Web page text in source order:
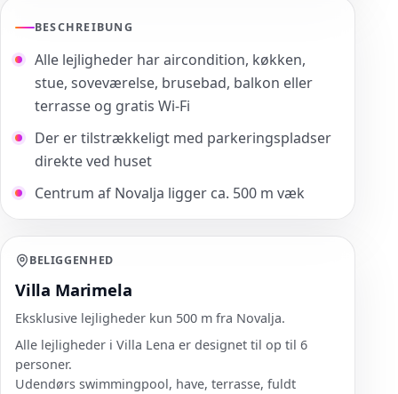
BESCHREIBUNG
Alle lejligheder har aircondition, køkken,
stue, soveværelse, brusebad, balkon eller
terrasse og gratis Wi-Fi
Der er tilstrækkeligt med parkeringspladser
direkte ved huset
Centrum af Novalja ligger ca. 500 m væk
BELIGGENHED
Villa Marimela
Eksklusive lejligheder kun 500 m fra Novalja.
Alle lejligheder i Villa Lena er designet til op til 6
personer.
Udendørs swimmingpool, have, terrasse, fuldt